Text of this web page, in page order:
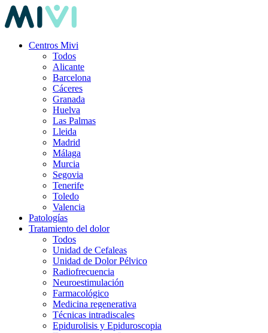
Centros Mivi
Todos
Alicante
Barcelona
Cáceres
Granada
Huelva
Las Palmas
Lleida
Madrid
Málaga
Murcia
Segovia
Tenerife
Toledo
Valencia
Patologías
Tratamiento del dolor
Todos
Unidad de Cefaleas
Unidad de Dolor Pélvico
Radiofrecuencia
Neuroestimulación
Farmacológico
Medicina regenerativa
Técnicas intradiscales
Epidurolisis y Epiduroscopia